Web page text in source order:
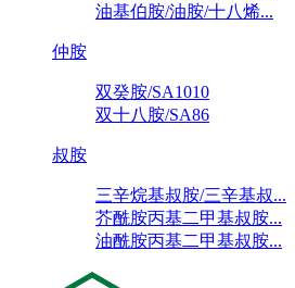
油基伯胺/油胺/十八烯...
仲胺
双癸胺/SA1010
双十八胺/SA86
叔胺
三辛烷基叔胺/三辛基叔...
芥酰胺丙基二甲基叔胺...
油酰胺丙基二甲基叔胺...